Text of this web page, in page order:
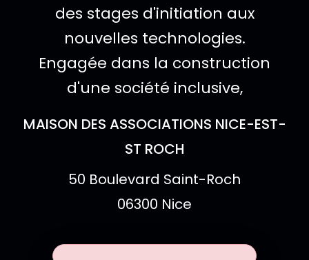
des stages d'initiation aux
nouvelles technologies.
Engagée dans la construction
d'une société inclusive,
Lieu de
MAISON DES ASSOCIATIONS NICE-EST-
ST ROCH
Adresse :
50 Boulevard Saint-Roch
06300 Nice